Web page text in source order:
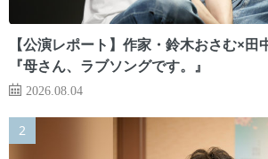
【公演レポート】作家・鈴木おさむ×田
『母さん、ラブソングです。』
2026.08.04